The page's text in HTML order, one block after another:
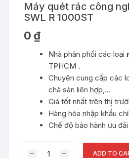
Máy quét rác công
SWL R 1000ST
0 ₫
Nhà phân phối các loại
TPHCM .
Chuyên cung cấp các
chà sàn liên hợp,…
Giá tốt nhất trên thị
Hàng hóa nhập khẩu
Chế độ bảo hành ưu
ADD TO